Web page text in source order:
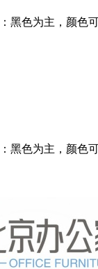
黑色为主，颜色
黑色为主，颜色